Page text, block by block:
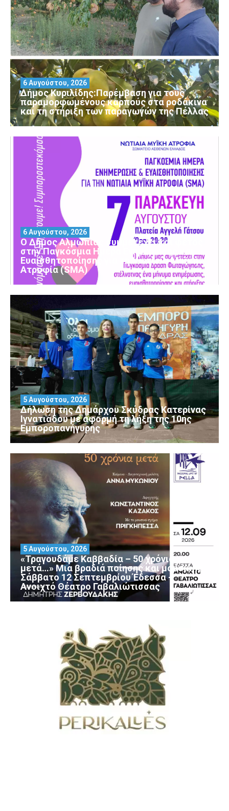
Δήμος Κυριλίδης:Παρέμβαση για τους
παραμορφωμένους καρπούς στα ροδάκινα
και τη στήριξη των παραγωγών της Πέλλας
6 Αυγούστου, 2026
Ο Δήμος Αλμωπίας συμμετέχει και φέτος
στην Παγκόσμια Ημέρα Ενημέρωσης και
Ευαισθητοποίησης για τη Νωτιαία Μυϊκή
Ατροφία (SMA)
6 Αυγούστου, 2026
Δήλωση της Δημάρχου Σκύδρας Κατερίνας
Ιγνατιάδου με αφορμή τη λήξη της 10ης
Εμποροπανήγυρης
5 Αυγούστου, 2026
«Τραγουδάμε Καββαδία – 50 χρόνια
μετά…» Μια βραδιά ποίησης και μουσικής
Σάββατο 12 Σεπτεμβρίου Έδεσσα –
Ανοιχτό Θέατρο Γαβαλιώτισσας
5 Αυγούστου, 2026